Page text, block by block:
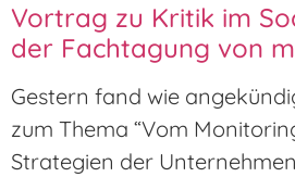
Vortrag zu Kritik im
der Fachtagung von
Gestern fand wie
zum Thema “Vom
Strategien der